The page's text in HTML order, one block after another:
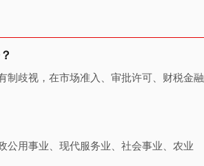
制歧视，在市场准入、审批许可、财税金融
公用事业、现代服务业、社会事业、农业